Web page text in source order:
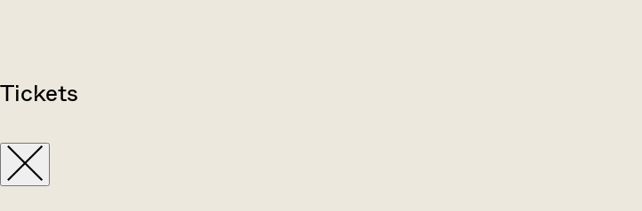
Tickets